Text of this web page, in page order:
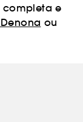
completa e
ou